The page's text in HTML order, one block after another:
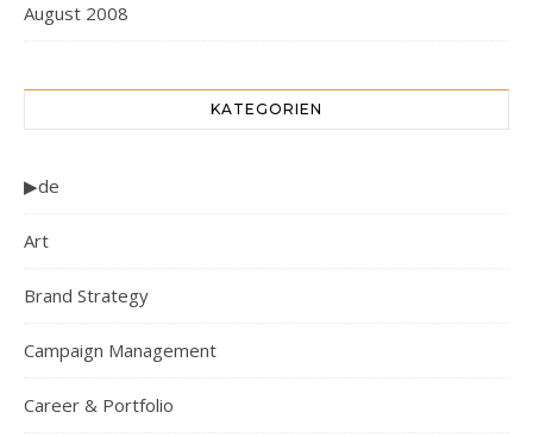
August 2008
KATEGORIEN
▶de
Art
Brand Strategy
Campaign Management
Career & Portfolio